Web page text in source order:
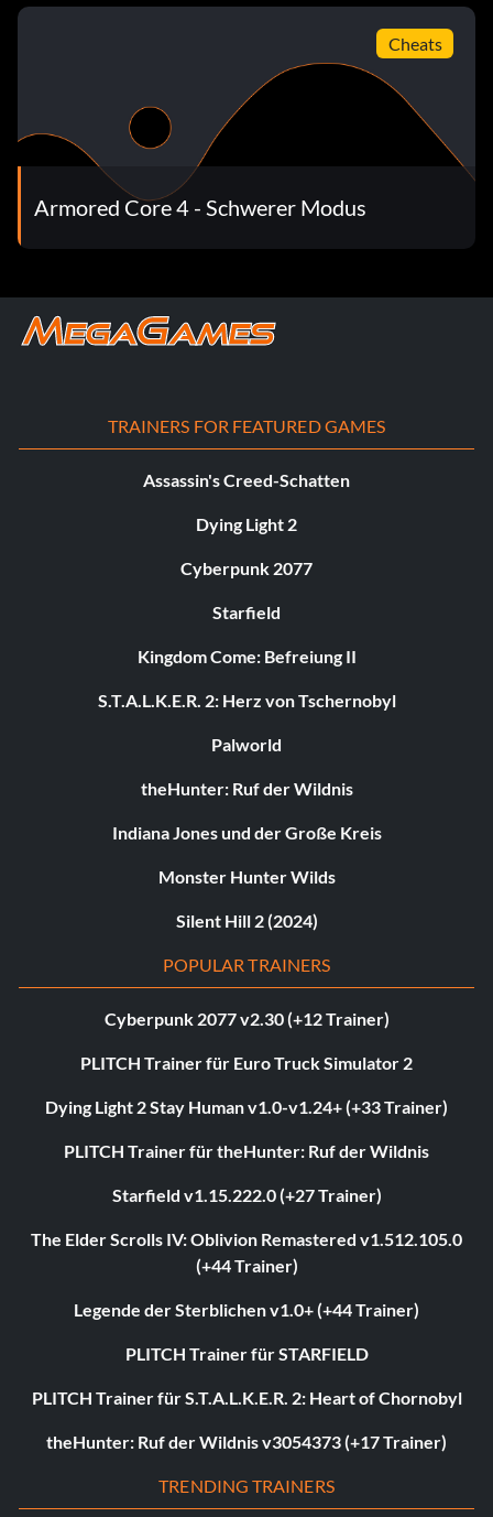
Cheats
Armored Core 4 - Schwerer Modus
TRAINERS FOR FEATURED GAMES
Assassin's Creed-Schatten
Dying Light 2
Cyberpunk 2077
Starfield
Kingdom Come: Befreiung II
S.T.A.L.K.E.R. 2: Herz von Tschernobyl
Palworld
theHunter: Ruf der Wildnis
Indiana Jones und der Große Kreis
Monster Hunter Wilds
Silent Hill 2 (2024)
POPULAR TRAINERS
Cyberpunk 2077 v2.30 (+12 Trainer)
PLITCH Trainer für Euro Truck Simulator 2
Dying Light 2 Stay Human v1.0-v1.24+ (+33 Trainer)
PLITCH Trainer für theHunter: Ruf der Wildnis
Starfield v1.15.222.0 (+27 Trainer)
The Elder Scrolls IV: Oblivion Remastered v1.512.105.0
(+44 Trainer)
Legende der Sterblichen v1.0+ (+44 Trainer)
PLITCH Trainer für STARFIELD
PLITCH Trainer für S.T.A.L.K.E.R. 2: Heart of Chornobyl
theHunter: Ruf der Wildnis v3054373 (+17 Trainer)
TRENDING TRAINERS